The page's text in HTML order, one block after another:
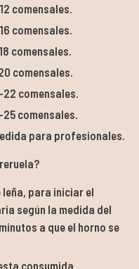
comensales.
comensales.
comensales.
comensales.
comensales.
comensales.
para profesionales.
para iniciar el
según la medida del
a que el horno se
consumida,